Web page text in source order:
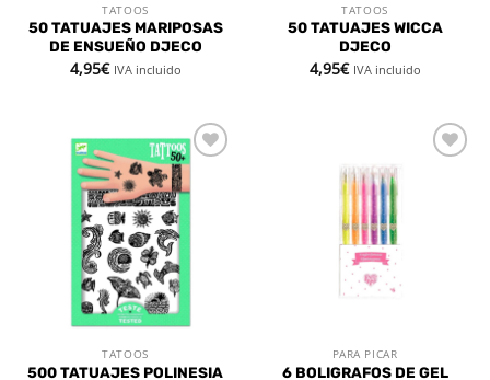
TATOOS
50 TATUAJES MARIPOSAS
DE ENSUEÑO DJECO
4,95€ IVA incluido
TATOOS
50 TATUAJES WICCA
DJECO
4,95€ IVA incluido
Añadir
TATOOS
500 TATUAJES POLINESIA
PARA PICAR
6 BOLIGRAFOS DE GEL